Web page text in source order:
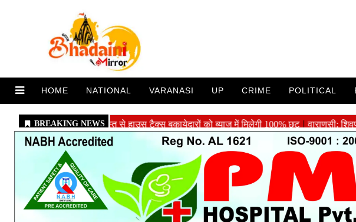
HOME NATIONAL VARANASI UP CRIME POLITICAL